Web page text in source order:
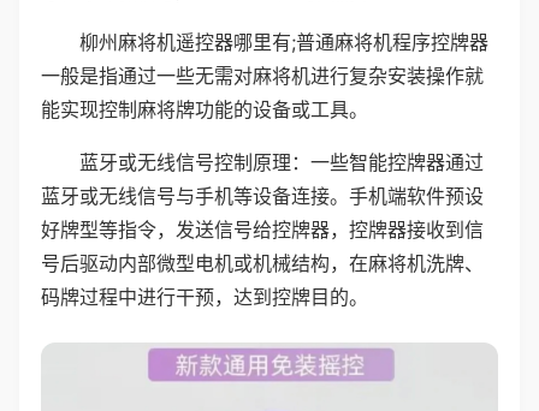
柳州麻将机遥控器哪里有;普通麻将机程序控牌器
一般是指通过一些无需对麻将机进行复杂安装操作就
能实现控制麻将牌功能的设备或工具。
蓝牙或无线信号控制原理：一些智能控牌器通过
蓝牙或无线信号与手机等设备连接。手机端软件预设
好牌型等指令，发送信号给控牌器，控牌器接收到信
号后驱动内部微型电机或机械结构，在麻将机洗牌、
码牌过程中进行干预，达到控牌目的。